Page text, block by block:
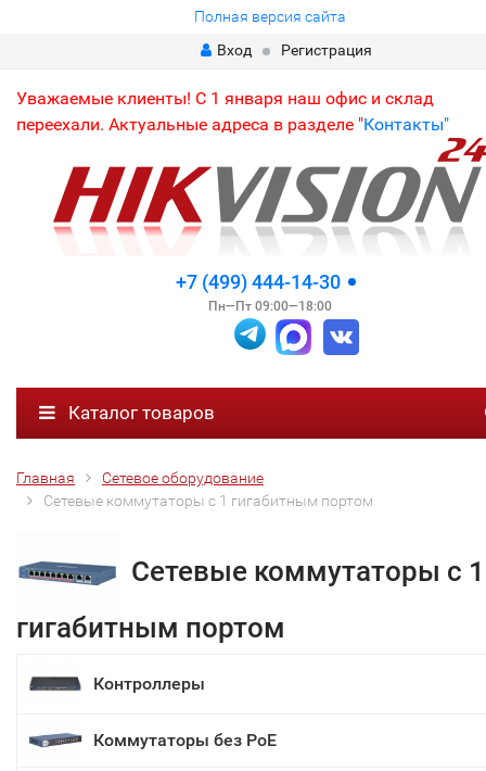
Полная версия сайта
Вход
Регистрация
Уважаемые клиенты! С 1 января наш офис и склад
переехали. Актуальные адреса в разделе "Контакты"
+7 (499) 444-14-30
Пн—Пт 09:00—18:00
Каталог товаров
Главная
Сетевое оборудование
Сетевые коммутаторы с 1 гигабитным портом
Сетевые коммутаторы с 1
гигабитным портом
Контроллеры
Коммутаторы без PoE